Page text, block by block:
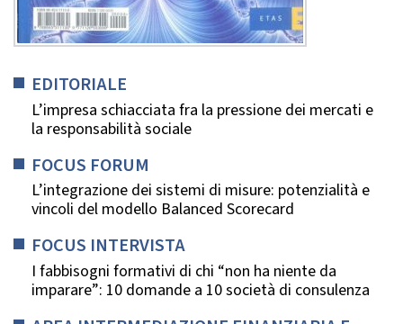
EDITORIALE
L’impresa schiacciata fra la pressione dei mercati e
la responsabilità sociale
FOCUS FORUM
L’integrazione dei sistemi di misure: potenzialità e
vincoli del modello Balanced Scorecard
FOCUS INTERVISTA
I fabbisogni formativi di chi “non ha niente da
imparare”: 10 domande a 10 società di consulenza